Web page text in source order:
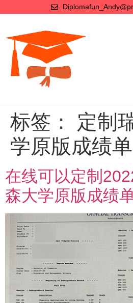
标签： 定制
学原版成绩单
在线可以定制
森大学原版成绩